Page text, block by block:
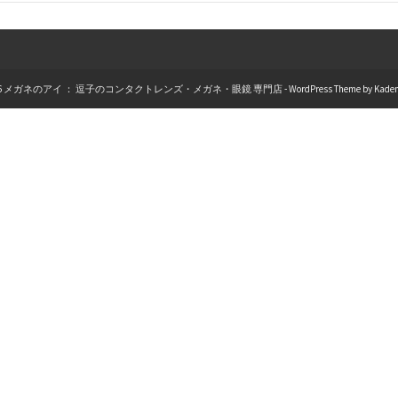
メガネのアイ ： 逗子のコンタクトレンズ・メガネ・眼鏡 専門店 - WordPress Theme by